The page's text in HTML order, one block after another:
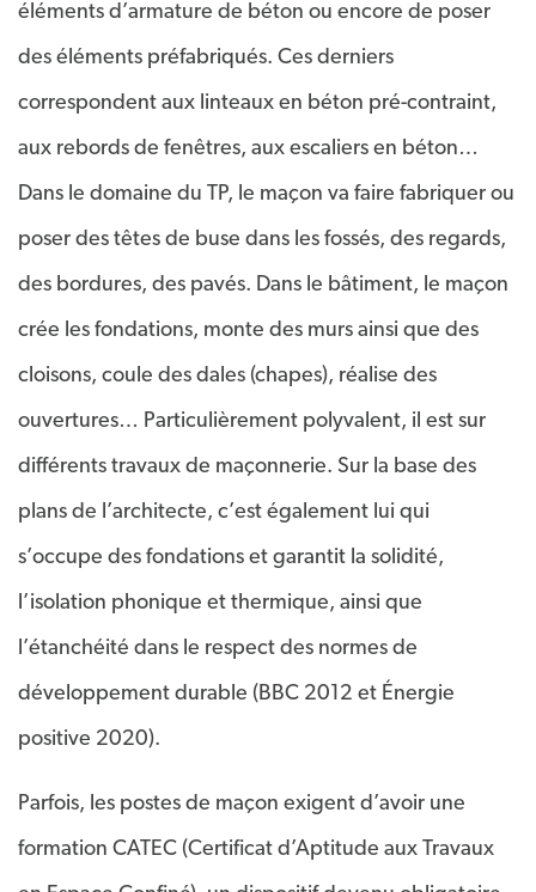
éléments d’armature de béton ou encore de poser
des éléments préfabriqués. Ces derniers
correspondent aux linteaux en béton pré-contraint,
aux rebords de fenêtres, aux escaliers en béton…
Dans le domaine du TP, le maçon va faire fabriquer ou
poser des têtes de buse dans les fossés, des regards,
des bordures, des pavés. Dans le bâtiment, le maçon
crée les fondations, monte des murs ainsi que des
cloisons, coule des dales (chapes), réalise des
ouvertures… Particulièrement polyvalent, il est sur
différents travaux de maçonnerie. Sur la base des
plans de l’architecte, c’est également lui qui
s’occupe des fondations et garantit la solidité,
l’isolation phonique et thermique, ainsi que
l’étanchéité dans le respect des normes de
développement durable (BBC 2012 et Énergie
positive 2020).
Parfois, les postes de maçon exigent d’avoir une
formation CATEC (Certificat d’Aptitude aux Travaux